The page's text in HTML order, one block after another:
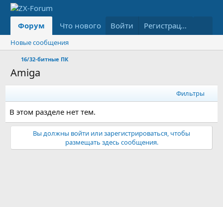
Форум Что нового Медиа Ресурсы
Войти Регистрация
Новые сообщения
16/32-битные ПК
Amiga
Фильтры
В этом разделе нет тем.
Вы должны войти или зарегистрироваться, чтобы
размещать здесь сообщения.